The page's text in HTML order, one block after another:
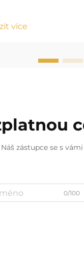
více
Náš zástupce se s
0/100